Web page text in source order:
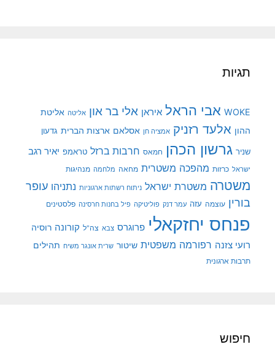
תגיות
WOKE אבי הראל איראן אלי בר און אליטה אליטת
ההון אלעד רזניק אמציה חן אסלאם ארצות הברית גדעון
שניר גרשון הכהן חמאס חרבות ברזל טראמפ יאיר רגב
ישראל כרזות מהפכה משטרית מחאה מלחמה מנהיגות
משטרה משטרת ישראל ניתוח רשתות ארגוניות נתניהו עופר
בורין עוצמה עזה עמר דנק פוליטיקה פיל בחנות חרסינה פלסטינים
פנחס יחזקאלי פרוגרס צבא צה"ל קורונה רוסיה
רועי צזנה רפורמה משפטית שיטור שרית אונגר משיח תהילים
תרבות ארגונית
חיפוש